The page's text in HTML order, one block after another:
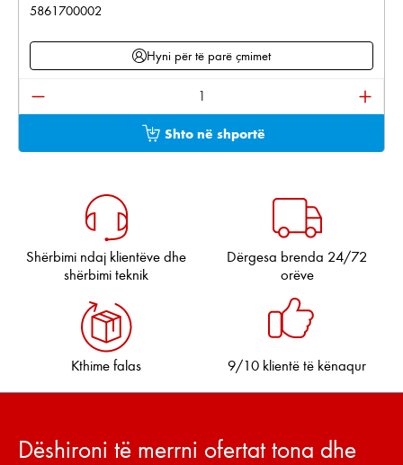
5861700002
Hyni për të parë çmimet
Sasia e produktit: Shkruani sasinë e dëshiruar
Shto në shportë
Shërbimi ndaj klientëve dhe
shërbimi teknik
Dërgesa brenda 24/72
orëve
Kthime falas 9/10 klientë të kënaqur
Dëshironi të merrni ofertat tona dhe